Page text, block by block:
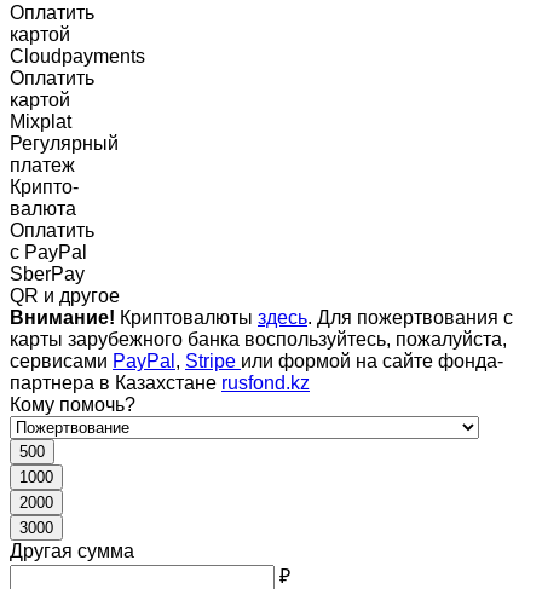
Оплатить
картой
Cloudpayments
Оплатить
картой
Mixplat
Регулярный
платеж
Крипто-
валюта
Оплатить
c PayPal
SberPay
QR и другое
Внимание! Криптовалюты здесь. Для пожертвования с
карты зарубежного банка воспользуйтесь, пожалуйста,
сервисами PayPal , Stripe или формой на сайте фонда-
партнера в Казахстане rusfond.kz
Кому помочь?
500
1000
2000
3000
Другая сумма
₽